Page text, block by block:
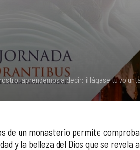
aprendemos a decir: ¡Hágase tu
de un monasterio permite
y la belleza del Dios que se revela